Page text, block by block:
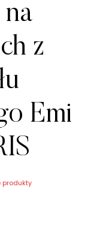
z
Emi
produkty